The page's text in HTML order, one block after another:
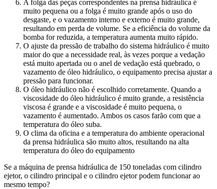
A folga das peças correspondentes na prensa hidráulica é
muito pequena ou a folga é muito grande após o uso do
desgaste, e o vazamento interno e externo é muito grande,
resultando em perda de volume. Se a eficiência do volume da
bomba for reduzida, a temperatura aumenta muito rápido.
O ajuste da pressão de trabalho do sistema hidráulico é muito
maior do que a necessidade real, às vezes porque a vedação
está muito apertada ou o anel de vedação está quebrado, o
vazamento de óleo hidráulico, o equipamento precisa ajustar a
pressão para funcionar.
O óleo hidráulico não é escolhido corretamente. Quando a
viscosidade do óleo hidráulico é muito grande, a resistência
viscosa é grande e a viscosidade é muito pequena, o
vazamento é aumentado. Ambos os casos farão com que a
temperatura do óleo suba.
O clima da oficina e a temperatura do ambiente operacional
da prensa hidráulica são muito altos, resultando na alta
temperatura do óleo do equipamento
Se a máquina de prensa hidráulica de 150 toneladas com cilindro
ejetor, o cilindro principal e o cilindro ejetor podem funcionar ao
mesmo tempo?